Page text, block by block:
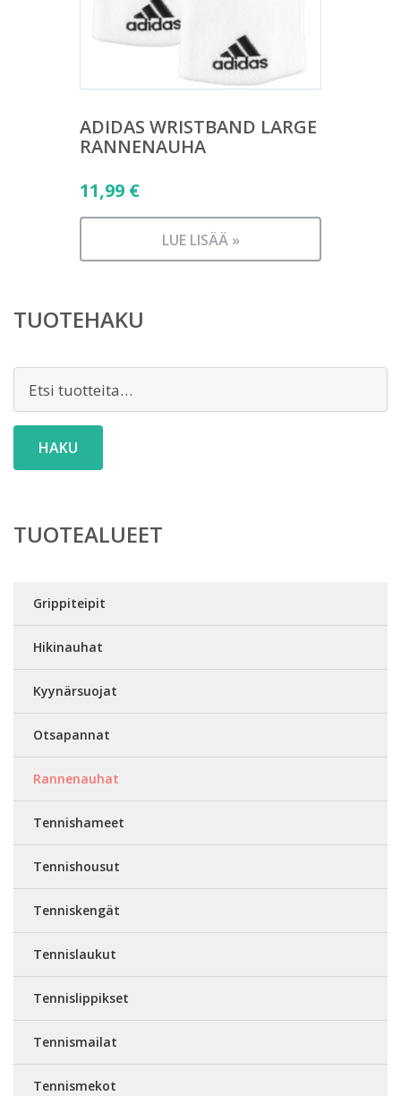
ADIDAS WRISTBAND LARGE
RANNENAUHA
11,99 €
LUE LISÄÄ »
TUOTEHAKU
Etsi:
HAKU
TUOTEALUEET
Grippiteipit
Hikinauhat
Kyynärsuojat
Otsapannat
Rannenauhat
Tennishameet
Tennishousut
Tenniskengät
Tennislaukut
Tennislippikset
Tennismailat
Tennismekot